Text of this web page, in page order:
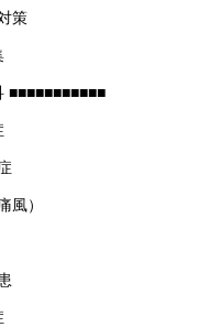
策
■■■■■■■■■■■
風）